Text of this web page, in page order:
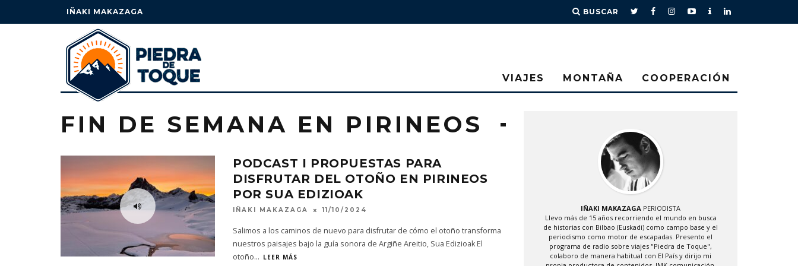
IÑAKI MAKAZAGA BUSCAR
VIAJES MONTAÑA COOPERACIÓN
FIN DE SEMANA EN PIRINEOS
PODCAST I PROPUESTAS PARA
DISFRUTAR DEL OTOÑO EN PIRINEOS
POR SUA EDIZIOAK
IÑAKI MAKAZAGA 11/10/2024
Salimos a los caminos de nuevo para disfrutar de cómo el otoño transforma
nuestros paisajes bajo la guía sonora de Argiñe Areitio, Sua Edizioak El
otoño... LEER MÁS
IÑAKI MAKAZAGA PERIODISTA
Llevo más de 15 años recorriendo el mundo en busca
de historias con Bilbao (Euskadi) como campo base y el
periodismo como motor de escapadas. Presento el
programa de radio sobre viajes "Piedra de Toque",
colaboro de manera habitual con El País y dirijo mi